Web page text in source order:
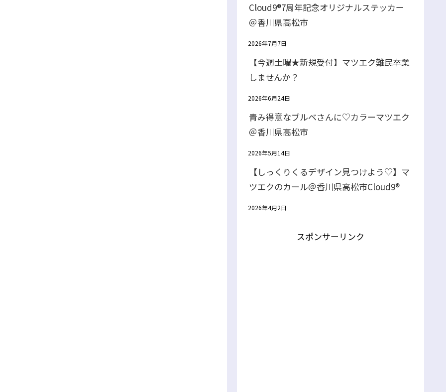
Cloud9®7周年記念オリジナルステッカー
＠香川県高松市
2026年7月7日
【今週土曜★新規受付】マツエク難民卒業
しませんか？
2026年6月24日
青み得意なブルベさんに♡カラーマツエク
＠香川県高松市
2026年5月14日
【しっくりくるデザイン見つけよう♡】マ
ツエクのカール＠香川県高松市Cloud9®
2026年4月2日
スポンサーリンク